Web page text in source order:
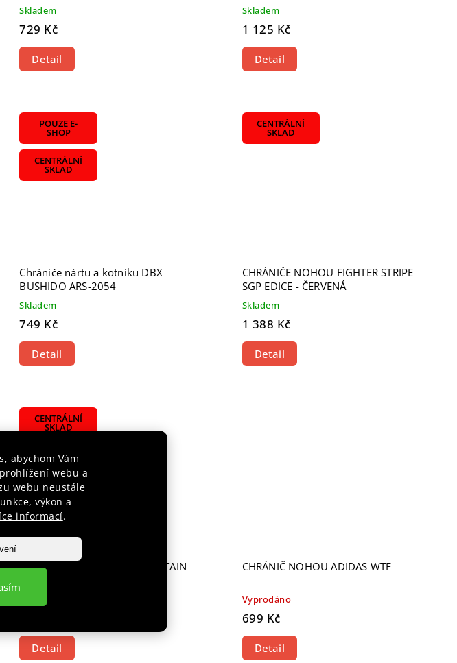
abychom Vám
webu a
webu neustále
výkon a
informací.
Skladem
729 Kč
Detail
Skladem
1 125 Kč
Detail
POUZE E-
SHOP
CENTRÁLNÍ
SKLAD
Chrániče nártu a kotníku DBX
BUSHIDO ARS-2054
Skladem
749 Kč
Detail
CENTRÁLNÍ
SKLAD
CHRÁNIČE NOHOU FIGHTER STRIPE
SGP EDICE - ČERVENÁ
Skladem
1 388 Kč
Detail
CENTRÁLNÍ
SKLAD
CHRÁNIČ HOLENÍ DAEDO CAPTAIN
Detail
CHRÁNIČ NOHOU ADIDAS WTF
Vyprodáno
699 Kč
Detail